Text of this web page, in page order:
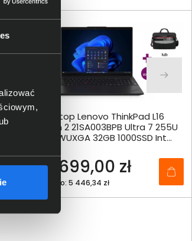
Laptop Lenovo ThinkPad L16
Gen 2 21SA003BPB Ultra 7 255U
16" WUXGA 32GB 1000SSD Int
6 699,00 zł
netto: 5 446,34 zł